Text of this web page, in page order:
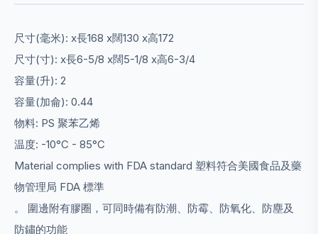
尺寸(毫米): x長168 x闊130 x高172
尺寸(寸): x長6-5/8 x闊5-1/8 x高6-3/4
容量(升): 2
容量(加侖): 0.44
物料: PS 聚苯乙烯
温度: -10°C - 85°C
Material complies with FDA standard 塑料符合美國食品及藥
物管理局 FDA 標準
。 圍邊附有膠圈，可同時備有防潮、防霉、防氧化、防塵及
防鏽的功能